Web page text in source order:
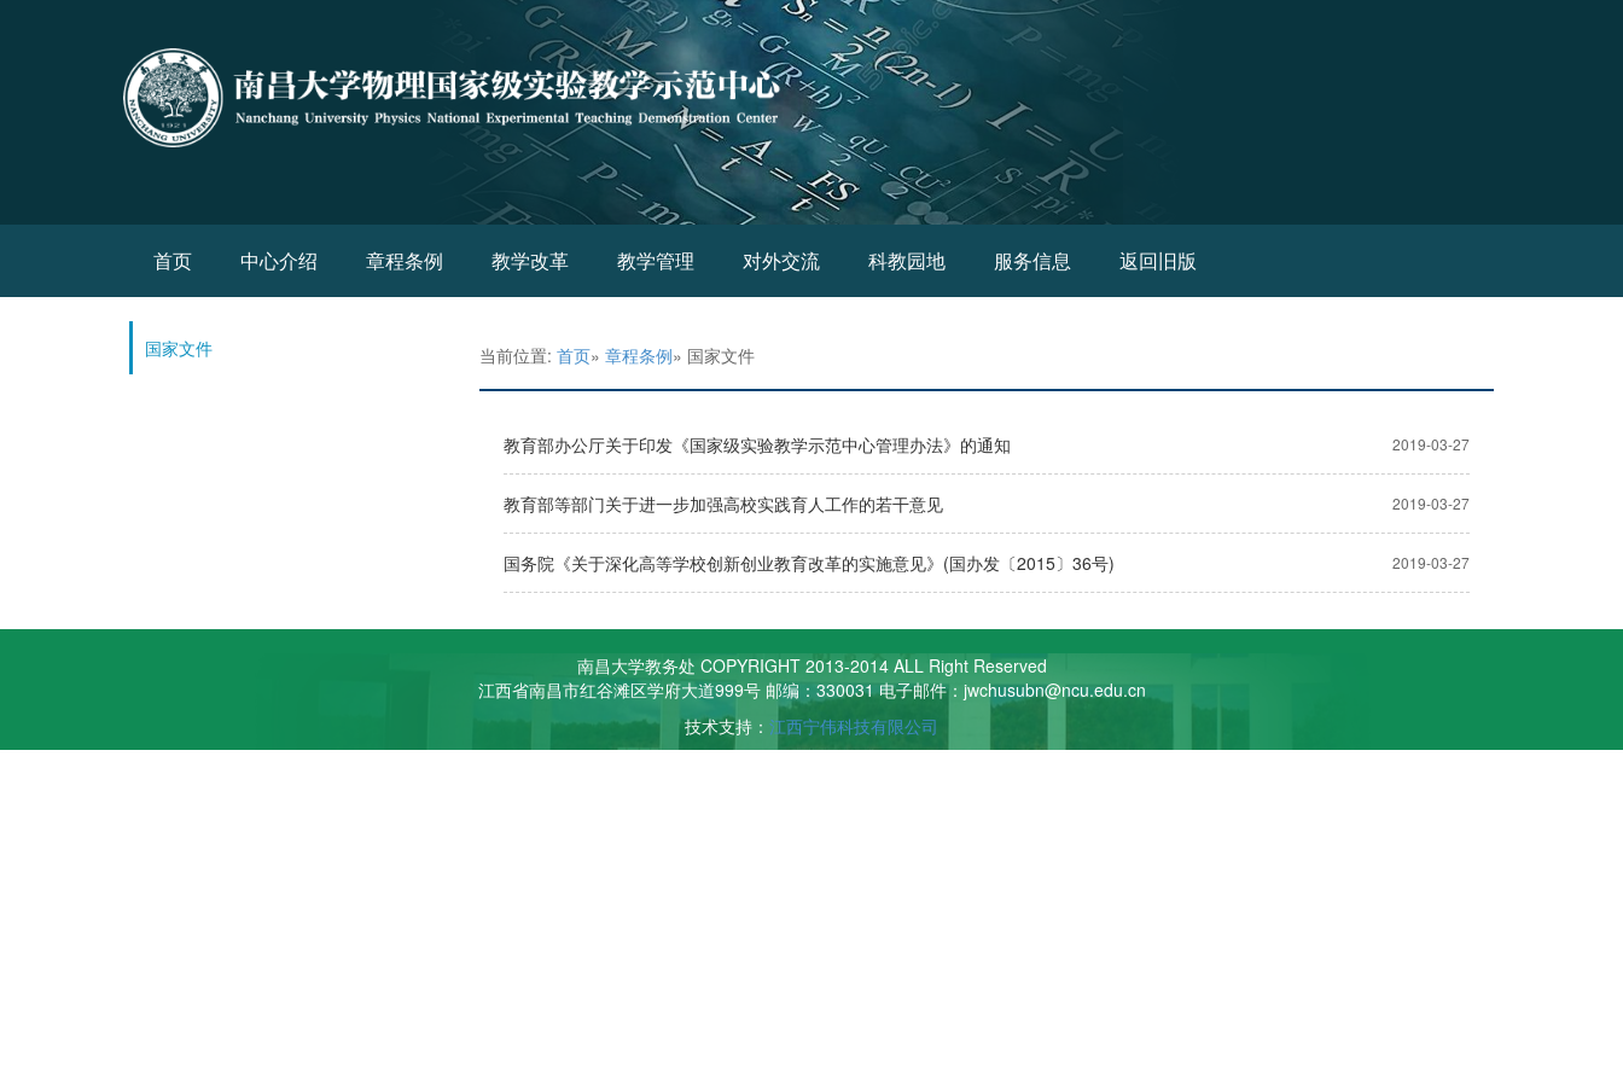
首页(current)中心介绍 章程条例 教学改革 教学管理 对外交流 科教园地 服务信息 返回旧版
国家文件 当前位置: 首页» 章程条例» 国家文件
2019-03-27
教育部办公厅关于印发《国家级实验教学示范中心管理办法》的通知
2019-03-27
教育部等部门关于进一步加强高校实践育人工作的若干意见
2019-03-27
国务院《关于深化高等学校创新创业教育改革的实施意见》(国办发〔2015〕36号)
南昌大学教务处 COPYRIGHT 2013-2014 ALL Right Reserved
江西省南昌市红谷滩区学府大道999号 邮编：330031 电子邮件：jwchusubn@ncu.edu.cn
技术支持： 江西宁伟科技有限公司